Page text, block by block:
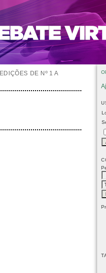
EDIÇÕES DE Nº 1 A